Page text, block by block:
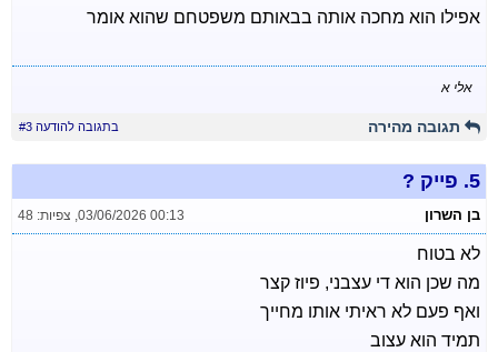
אפילו הוא מחכה אותה בבאותם משפטחם שהוא אומר
אלי א
תגובה מהירה בתגובה להודעה #3
5. פייק ?
בן השרון 03/06/2026 00:13
, צפיות: 48
לא בטוח
מה שכן הוא די עצבני, פיוז קצר
ואף פעם לא ראיתי אותו מחייך
תמיד הוא עצוב